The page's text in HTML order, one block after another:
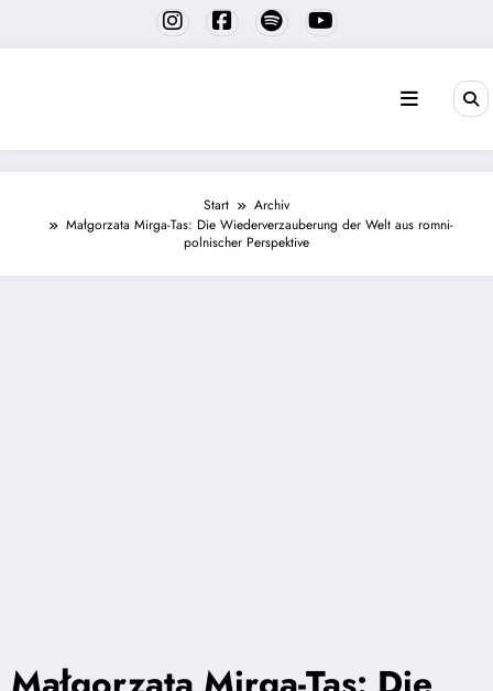
springen
Start
Archiv
Małgorzata Mirga-Tas: Die Wiederverzauberung der Welt aus romni-
polnischer Perspektive